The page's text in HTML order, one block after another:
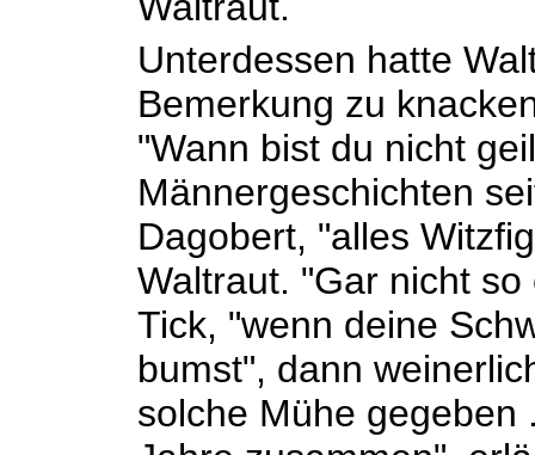
Unterdessen hatte
Bemerkung zu
"Wann bist du nicht
Männergeschichten
Dagobert, "alles
Waltraut. "Gar nicht
Tick, "wenn deine
bumst", dann
solche Mühe gegeben